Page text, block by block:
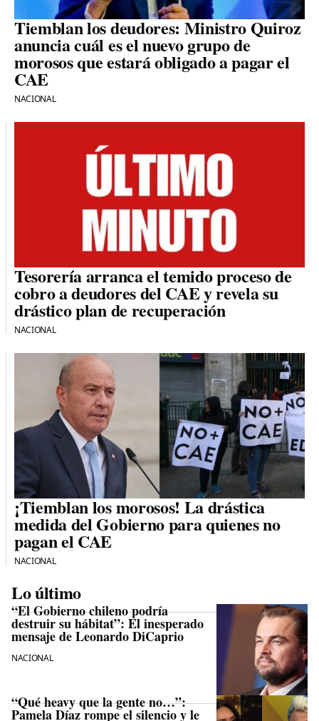
Tiemblan los deudores: Ministro Quiroz
anuncia cuál es el nuevo grupo de
morosos que estará obligado a pagar el
CAE
NACIONAL
Tesorería arranca el temido proceso de
cobro a deudores del CAE y revela su
drástico plan de recuperación
NACIONAL
¡Tiemblan los morosos! La drástica
medida del Gobierno para quienes no
pagan el CAE
NACIONAL
Lo último
“El Gobierno chileno podría
destruir su hábitat”: El inesperado
mensaje de Leonardo DiCaprio
NACIONAL
“Qué heavy que la gente no…”:
Pamela Díaz rompe el silencio y le